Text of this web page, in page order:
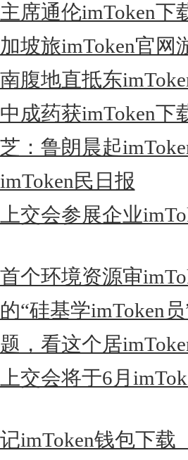
席通伦imToken下
坡旅imToken官网
腹地直抵东
成药获imToken下
：鲁朗晨起
民日报
交会参展企业
首个环境资源审
“硅基学imToken
，看这个居
交会将于6月
imToken钱包下载